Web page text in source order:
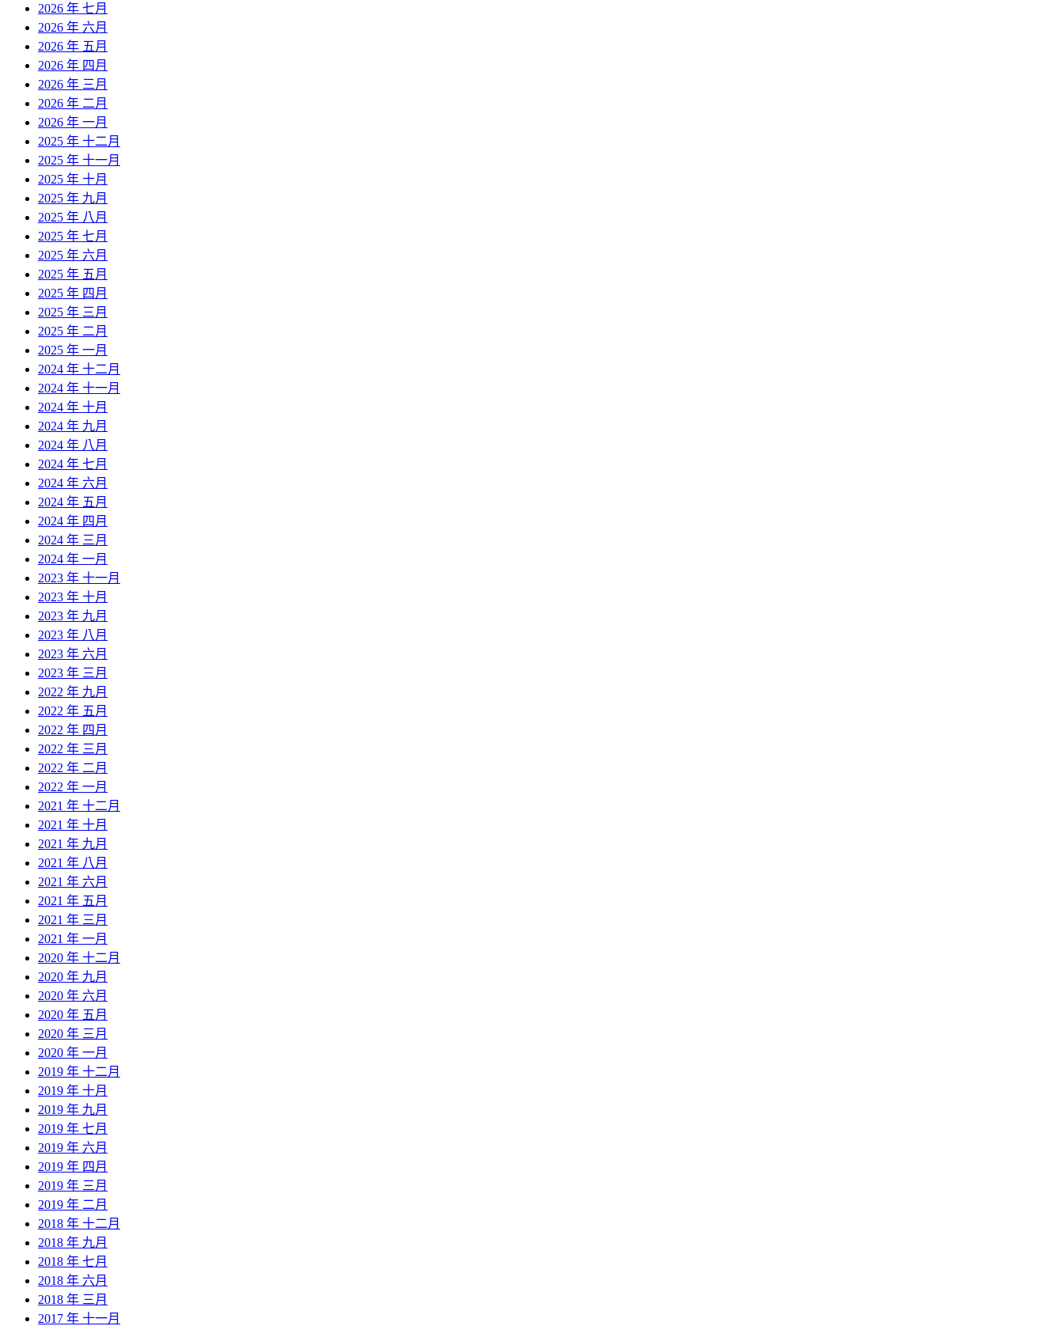
2026 年 七月
2026 年 六月
2026 年 五月
2026 年 四月
2026 年 三月
2026 年 二月
2026 年 一月
2025 年 十二月
2025 年 十一月
2025 年 十月
2025 年 九月
2025 年 八月
2025 年 七月
2025 年 六月
2025 年 五月
2025 年 四月
2025 年 三月
2025 年 二月
2025 年 一月
2024 年 十二月
2024 年 十一月
2024 年 十月
2024 年 九月
2024 年 八月
2024 年 七月
2024 年 六月
2024 年 五月
2024 年 四月
2024 年 三月
2024 年 一月
2023 年 十一月
2023 年 十月
2023 年 九月
2023 年 八月
2023 年 六月
2023 年 三月
2022 年 九月
2022 年 五月
2022 年 四月
2022 年 三月
2022 年 二月
2022 年 一月
2021 年 十二月
2021 年 十月
2021 年 九月
2021 年 八月
2021 年 六月
2021 年 五月
2021 年 三月
2021 年 一月
2020 年 十二月
2020 年 九月
2020 年 六月
2020 年 五月
2020 年 三月
2020 年 一月
2019 年 十二月
2019 年 十月
2019 年 九月
2019 年 七月
2019 年 六月
2019 年 四月
2019 年 三月
2019 年 二月
2018 年 十二月
2018 年 九月
2018 年 七月
2018 年 六月
2018 年 三月
2017 年 十一月